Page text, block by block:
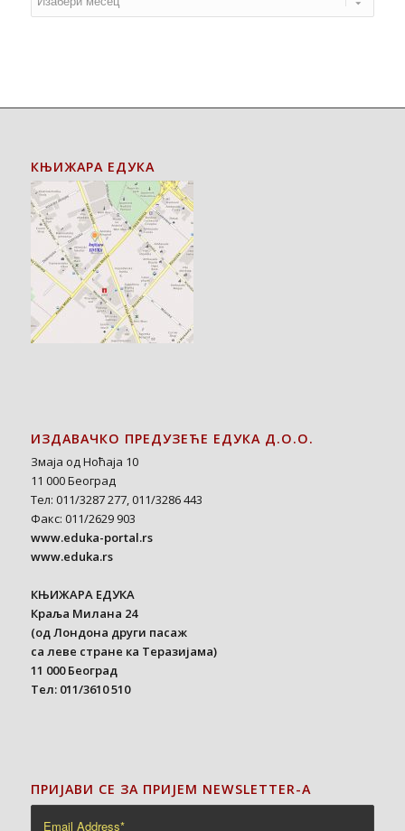
КЊИЖАРА ЕДУКА
ИЗДАВАЧКО ПРЕДУЗЕЋЕ ЕДУКА Д.О.О.
Змаја од Ноћаја 10
11 000 Београд
Тел: 011/3287 277, 011/3286 443
Факс: 011/2629 903
www.eduka-portal.rs
www.eduka.rs
КЊИЖАРА ЕДУКА
Краља Милана 24
(од Лондона други пасаж
са леве стране ка Теразијама)
11 000 Београд
Тел: 011/3610 510
ПРИЈАВИ СЕ ЗА ПРИЈЕМ NEWSLETTER-A